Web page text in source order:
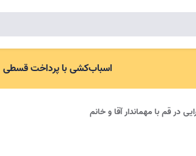
اسباب‌کشی با پرداخت قسطی
در قم با مهماندار آقا و خانم